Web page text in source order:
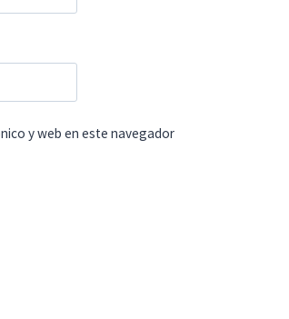
y web en este navegador